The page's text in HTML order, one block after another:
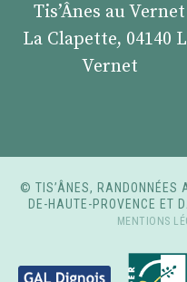
Tis’Ânes au Vernet
La Clapette, 04140
Vernet
© TIS’ÂNES, RANDONNÉES
DE-HAUTE-PROVENCE ET
MENTIONS